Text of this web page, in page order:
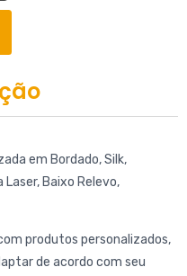
em Bordado, Silk,
Baixo Relevo,
produtos personalizados,
de acordo com seu